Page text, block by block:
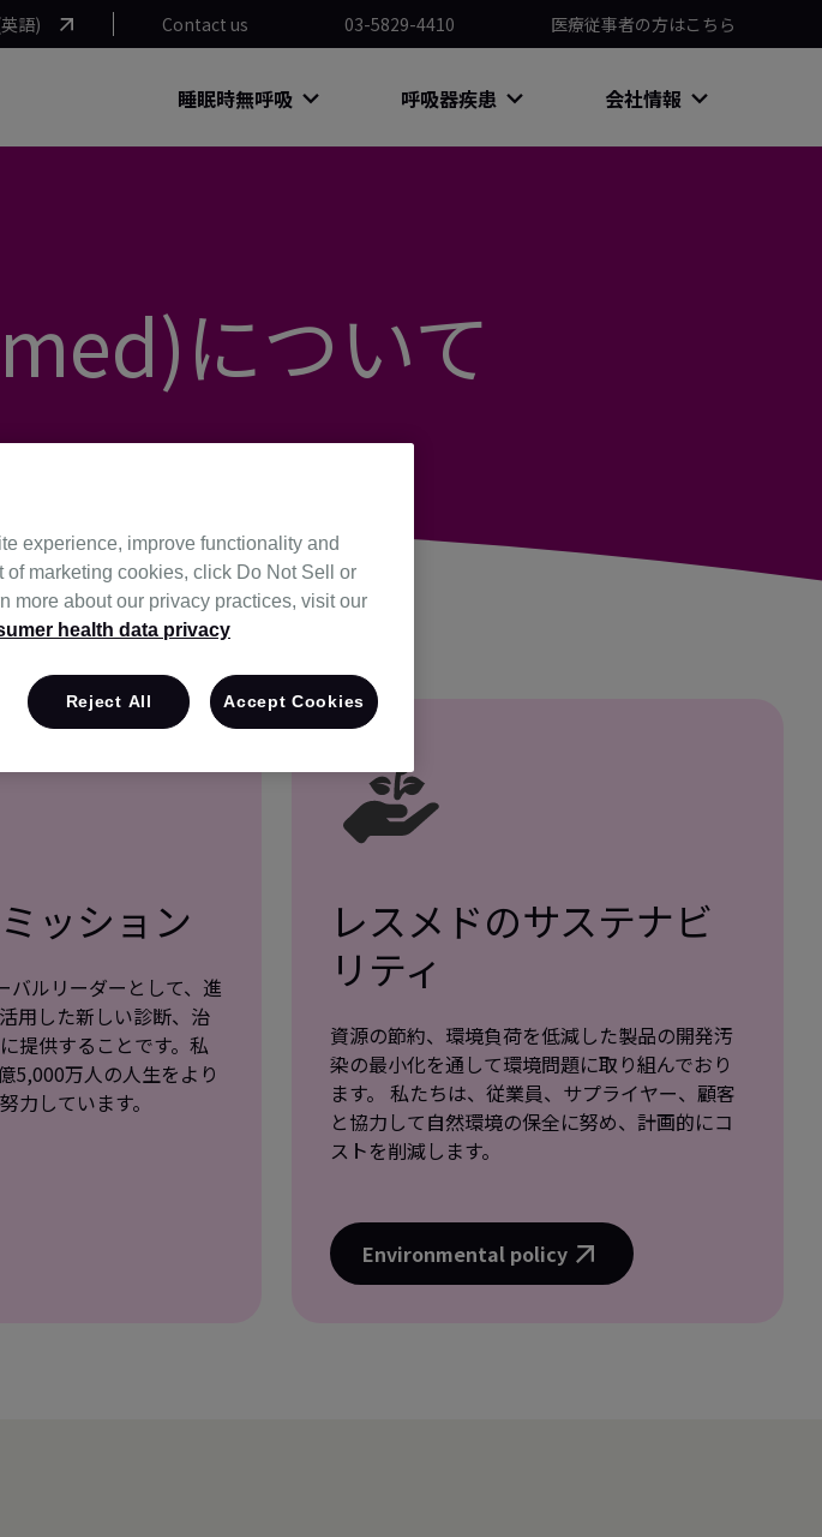
語) Contact us 03-5829-4410 医療従事者の方はこちら
睡眠時無呼吸 呼吸器疾患 会社情報
について
ッション
バルリーダーとして、進
用した新しい診断、治
提供することです。私
5,000万人の人生をより
力しています。
レスメドのサステナビ
リティ
資源の節約、環境負荷を低減した製品の開発汚
染の最小化を通して環境問題に取り組んでおり
ます。 私たちは、従業員、サプライヤー、顧客
と協力して自然環境の保全に努め、計画的にコ
ストを削減します。
Environmental policy
experience, improve functionality and
of marketing cookies, click Do Not Sell or
more about our privacy practices, visit our
health data privacy
Reject All Accept Cookies